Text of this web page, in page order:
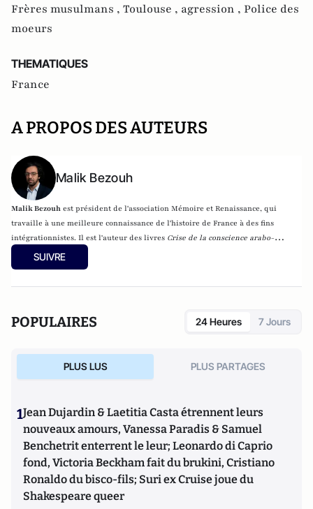
Frères musulmans , Toulouse , agression , Police des
moeurs
THEMATIQUES
France
A PROPOS DES AUTEURS
Malik Bezouh
Malik Bezouh est président de l'association Mémoire et Renaissance, qui
travaille à une meilleure connaissance de l'histoire de France à des fins
intégrationnistes. Il est l'auteur des livres Crise de la conscience arabo-
musulmane, pour la Fondation pour l'innovation politique (Fondapol),
France-Islam le choc des préjugés
à l’origine de l’émergence de l’islamisme.
SUIVRE
POPULAIRES 24 Heures 7 Jours
PLUS LUS PLUS PARTAGES
1Jean Dujardin & Laetitia Casta étrennent leurs
nouveaux amours, Vanessa Paradis & Samuel
Benchetrit enterrent le leur; Leonardo di Caprio
fond, Victoria Beckham fait du brukini, Cristiano
Ronaldo du bisco-fils; Suri ex Cruise joue du
Shakespeare queer